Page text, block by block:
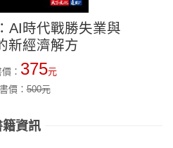
AI時代戰勝失業與
新經濟解方
： 375元
價：500元
籍資訊